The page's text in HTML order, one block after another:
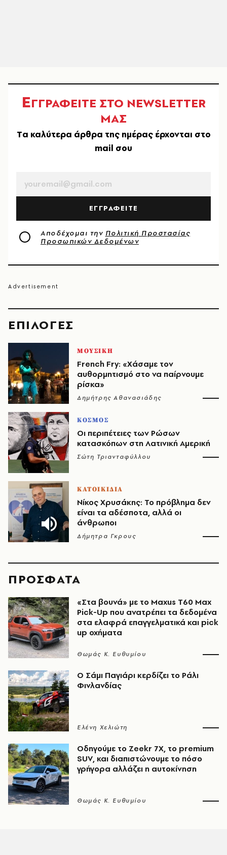
EΠΙΛΟΓΈΣ
ΜΟΥΣΙΚΗ
French Fry: «Χάσαμε τον
αυθορμητισμό στο να παίρνουμε
ρίσκα»
Δημήτρης Αθανασιάδης
ΚΟΣΜΟΣ
Οι περιπέτειες των Ρώσων
κατασκόπων στη Λατινική Αμερική
Σώτη Τριανταφύλλου
ΚΑΤΟΙΚΙΔΙΑ
Νίκος Χρυσάκης: Το πρόβλημα δεν
είναι τα αδέσποτα, αλλά οι
άνθρωποι
Δήμητρα Γκρους
ΕΓΓΡΑΦΕΙΤΕ ΣΤΟ NEWSLETTER
ΜΑΣ
Tα καλύτερα άρθρα της ημέρας έρχονται στο
mail σου
ΕΓΓΡΑΦΕΙΤΕ
Αποδέχομαι την Πολιτική Προστασίας
Προσωπικών Δεδομένων
ΠΡΟΣΦΑΤΑ
«Στα βουνά» με το Maxus T60 Max
Pick-Up που ανατρέπει τα δεδομένα
στα ελαφρά επαγγελματικά και pick
up οχήματα
Θωμάς K. Ευθυμίου
O Σάμι Παγιάρι κερδίζει το Ράλι
Φινλανδίας
Ελένη Χελιώτη
Οδηγούμε το Zeekr 7X, το premium
SUV, και διαπιστώνουμε το πόσο
γρήγορα αλλάζει η αυτοκίνηση
Θωμάς K. Ευθυμίου